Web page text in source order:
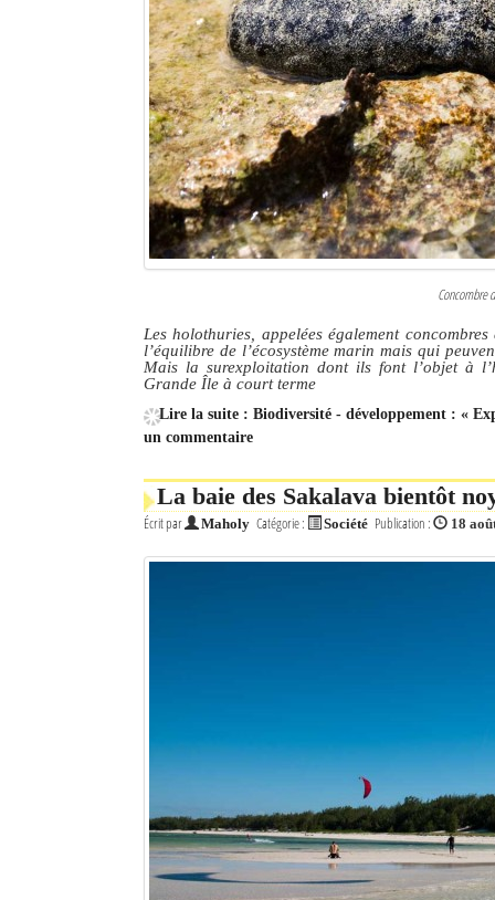
Concombre
Les holothuries, appelées également
l’équilibre de l’écosystème marin mais qui
Mais la surexploitation dont ils font l’objet à
Grande Île à court terme
Lire la suite : Biodiversité - développement : «
un commentaire
La baie des Sakalava bientôt
Écrit par Maholy Catégorie : Société Publication : 18